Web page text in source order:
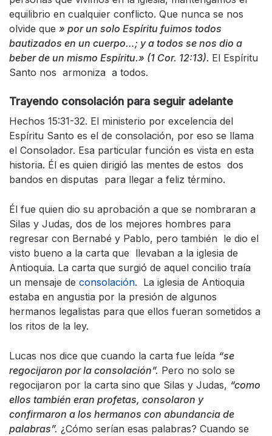
equilibrio en cualquier conflicto. Que nunca se nos
olvide que » por un solo Espíritu fuimos todos
bautizados en un cuerpo…; y a todos se nos dio a
beber de un mismo Espíritu.» (1 Cor. 12:13). El Espíritu
Santo nos armoniza a todos.
Trayendo consolación para seguir adelante
Hechos 15:31-32. El ministerio por excelencia del
Espíritu Santo es el de consolación, por eso se llama
el Consolador. Esa particular función es vista en esta
historia. Él es quien dirigió las mentes de estos dos
bandos en disputas para llegar a feliz término.
Él fue quien dio su aprobación a que se nombraran a
Silas y Judas, dos de los mejores hombres para
regresar con Bernabé y Pablo, pero también le dio el
visto bueno a la carta que llevaban a la iglesia de
Antioquia. La carta que surgió de aquel concilio traía
un mensaje de consolación. La iglesia de Antioquia
estaba en angustia por la presión de algunos
hermanos legalistas para que ellos fueran sometidos a
los ritos de la ley.
Lucas nos dice que cuando la carta fue leída “se
regocijaron por la consolación”. Pero no solo se
regocijaron por la carta sino que Silas y Judas, “como
ellos también eran profetas, consolaron y
confirmaron a los hermanos con abundancia de
palabras”. ¿Cómo serían esas palabras? Cuando se